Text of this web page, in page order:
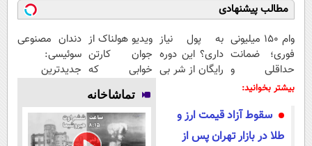
مطالب پیشنهادی
وام ۱۵۰ میلیونی
فوری؛ ضمانت
حداقلی و
بازپرداخت
به پول نیاز
داری؟ این دوره
رایگان از شر بی
ویدیو هولناک از
جوان کارتن
خوابی که
میلیاردر شد.
آموزش رایگان
دندان مصنوعی
سوئیسی:
جدیدترین
پرداخت قسطی
بیشتر بخوانید:
سقوط آزاد قیمت ارز و
طلا در بازار تهران پس از
تماشاخانه